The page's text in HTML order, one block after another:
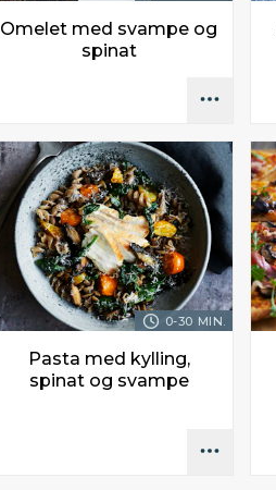
Omelet med svampe og
spinat
0-30 MIN.
Pasta med kylling,
spinat og svampe